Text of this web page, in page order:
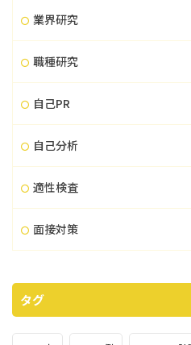
業界研究
職種研究
自己PR
自己分析
適性検査
面接対策
タグ